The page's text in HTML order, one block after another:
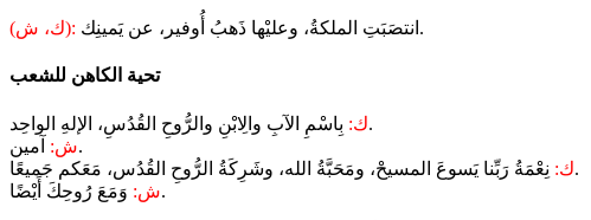
(ك، ش): انتصَبَتِ الملكةُ، وعليْها ذَهبُ أُوفير، عن يَمينِك.
تحية الكاهن للشعب
ك:بِاسْمِ الآبِ والِابْنِ والرُّوحِ القُدُسِ، الإلهِ الواحِد.
ش:آمين.
ك:نِعْمَةُ رَبِّنا يَسوعَ المسيحْ، ومَحَبَّةُ الله، وشَرِكَةُ الرُّوحِ القُدُس، مَعَكم جَميعًا.
ش:وَمَعَ رُوحِكَ أَيْضًا.